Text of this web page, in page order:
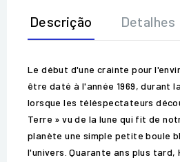
Descrição Detalhes
Le début d'une crainte pour
être daté à l'année 1969, durant
lorsque les téléspectateurs
Terre » vu de la lune qui fit de
planète une simple petite boule
l'univers. Quarante ans plus tard,